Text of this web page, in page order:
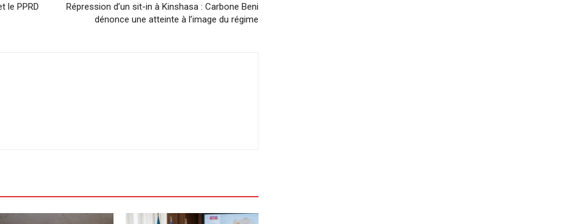
le PPRD
Répression d’un sit-in à Kinshasa : Carbone Beni
dénonce une atteinte à l’image du régime